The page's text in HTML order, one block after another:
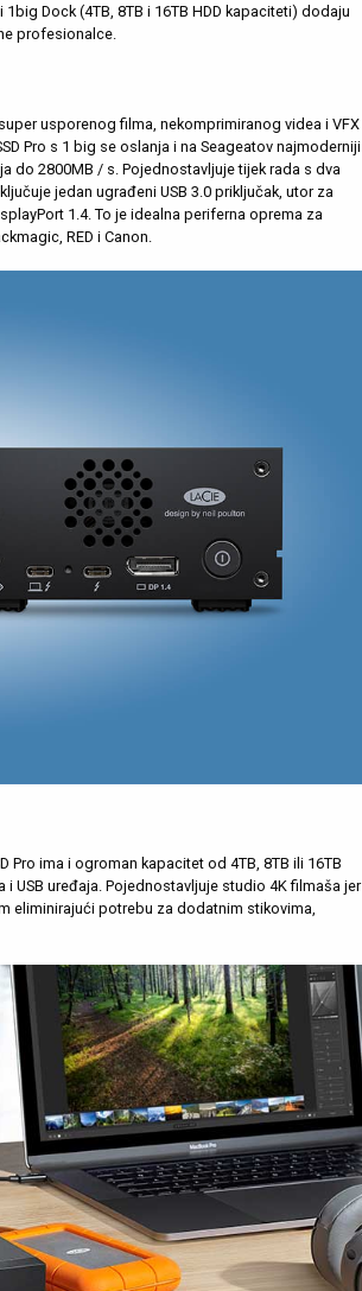
Dock (4TB, 8TB i 16TB HDD kapaciteti) dodaju
profesionalce.
usporenog filma, nekomprimiranog videa i VFX
Pro s 1 big se oslanja i na Seageatov najmoderniji
do 2800MB / s. Pojednostavljuje tijek rada s dva
jedan ugrađeni USB 3.0 priključak, utor za
1.4. To je idealna periferna oprema za
RED i Canon.
ima i ogroman kapacitet od 4TB, 8TB ili 16TB
i USB uređaja. Pojednostavljuje studio 4K filmaša jer
eliminirajući potrebu za dodatnim stikovima,